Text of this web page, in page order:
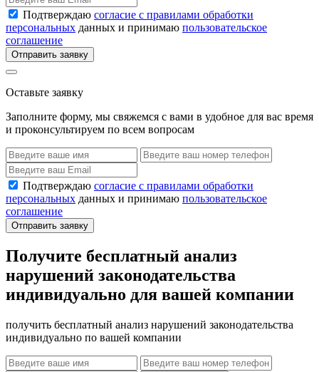
Подтверждаю согласие с правилами обработки
персональных данных и принимаю пользовательское
соглашение
Отправить заявку
Оставьте заявку
Заполните форму, мы свяжемся с вами в удобное для вас время
и проконсультируем по всем вопросам
Подтверждаю согласие с правилами обработки
персональных данных и принимаю пользовательское
соглашение
Отправить заявку
Получите бесплатный анализ
нарушений законодательства
индивидуально для вашей компании
получить бесплатный анализ нарушений законодательства
индивидуально по вашей компании